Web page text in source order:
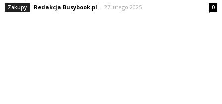
Zakupy Redakcja Busybook.pl - 27 lutego 2025 0